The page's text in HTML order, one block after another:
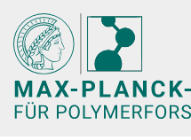
Hauptinhalt